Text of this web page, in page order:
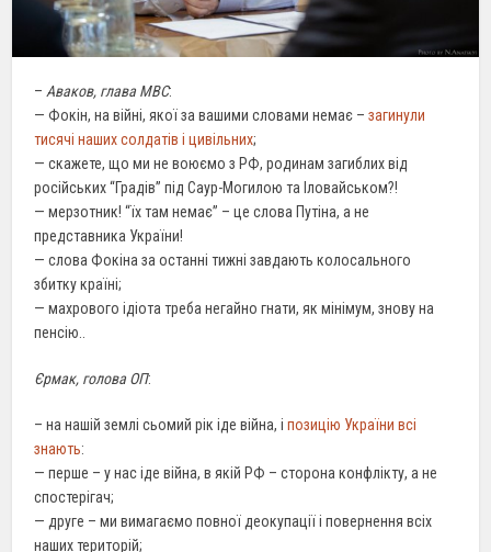
– Аваков, глава МВС:
— Фокін, на війні, якої за вашими словами немає –загинули
тисячі наших солдатів і цивільних;
— скажете, що ми не воюємо з РФ, родинам загиблих від
російських “Градів” під Саур-Могилою та Іловайськом?!
— мерзотник! “їх там немає” – це слова Путіна, а не
представника України!
— слова Фокіна за останні тижні завдають колосального
збитку країні;
— махрового ідіота треба негайно гнати, як мінімум, знову на
пенсію..
Єрмак, голова ОП:
– на нашій землі сьомий рік іде війна, іпозицію України всі
знають:
— перше – у нас іде війна, в якій РФ – сторона конфлікту, а не
спостерігач;
— друге – ми вимагаємо повної деокупації і повернення всіх
наших територій;